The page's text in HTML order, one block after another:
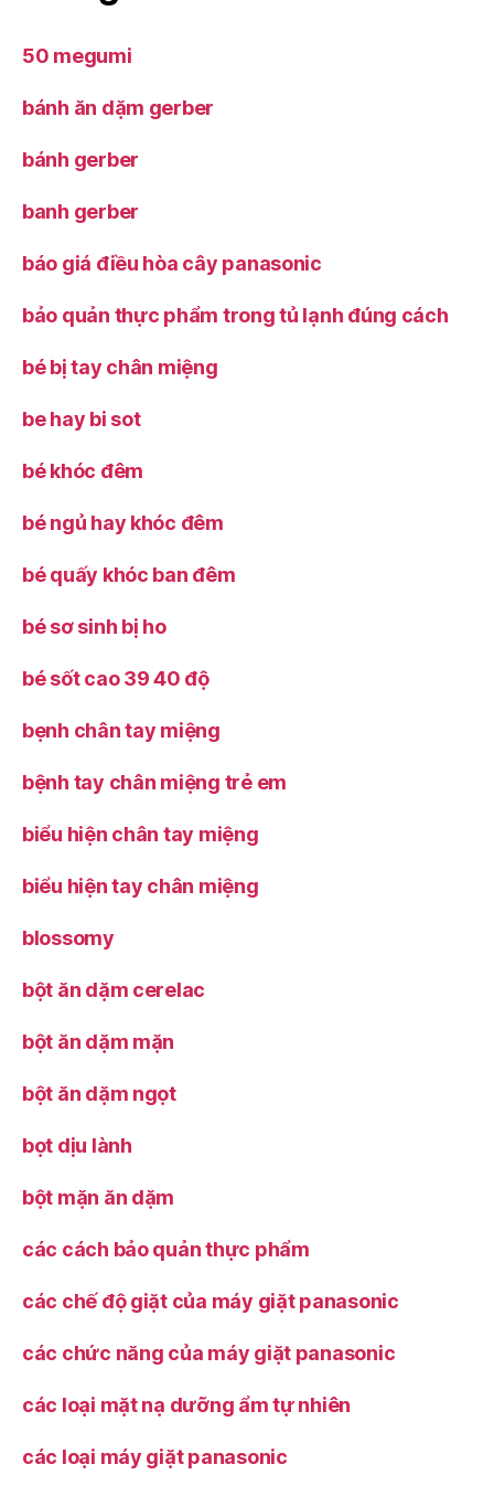
50 megumi
bánh ăn dặm gerber
bánh gerber
banh gerber
báo giá điều hòa cây panasonic
bảo quản thực phẩm trong tủ lạnh đúng cách
bé bị tay chân miệng
be hay bi sot
bé khóc đêm
bé ngủ hay khóc đêm
bé quấy khóc ban đêm
bé sơ sinh bị ho
bé sốt cao 39 40 độ
bẹnh chân tay miệng
bệnh tay chân miệng trẻ em
biểu hiện chân tay miệng
biểu hiện tay chân miệng
blossomy
bột ăn dặm cerelac
bột ăn dặm mặn
bột ăn dặm ngọt
bọt dịu lành
bột mặn ăn dặm
các cách bảo quản thực phẩm
các chế độ giặt của máy giặt panasonic
các chức năng của máy giặt panasonic
các loại mặt nạ dưỡng ẩm tự nhiên
các loại máy giặt panasonic